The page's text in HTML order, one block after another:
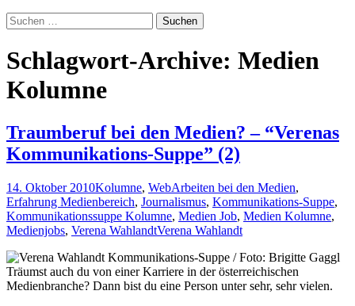
Suchen
nach:
Schlagwort-Archive: Medien
Kolumne
Traumberuf bei den Medien? – “Verenas
Kommunikations-Suppe” (2)
14. Oktober 2010Kolumne, WebArbeiten bei den Medien,
Erfahrung Medienbereich, Journalismus, Kommunikations-Suppe,
Kommunikationssuppe Kolumne, Medien Job, Medien Kolumne,
Medienjobs, Verena WahlandtVerena Wahlandt
Träumst auch du von einer Karriere in der österreichischen
Medienbranche? Dann bist du eine Person unter sehr, sehr vielen.